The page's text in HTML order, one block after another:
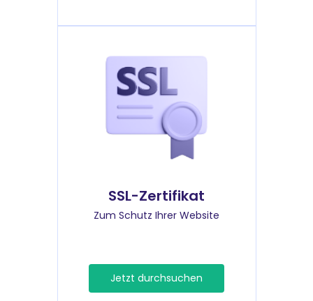
SSL-Zertifikat
Zum Schutz Ihrer Website
Jetzt durchsuchen